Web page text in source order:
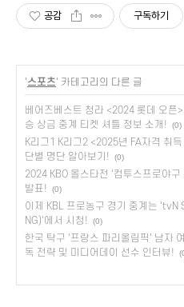
공감 구독하기
'스포츠' 카테고리의 다른 글
베어즈베스트 청라 <2024 롯데 오픈
승 상금 중계 티켓 셔틀 정보 소개!
(0)
K리그1 K리그2 <2025년 FA자격 취
단별 명단 알아보기!
(0)
2024 KBO 올스타전 '컴투스프로야
발표!
(0)
이제 KBL 프로농구 경기 중계는 'tvN
NG)'에서 시청!
(0)
한국 탁구 '프랑스 파리올림픽' 남자
독 전략 및 미디어데이 선수 인터뷰!